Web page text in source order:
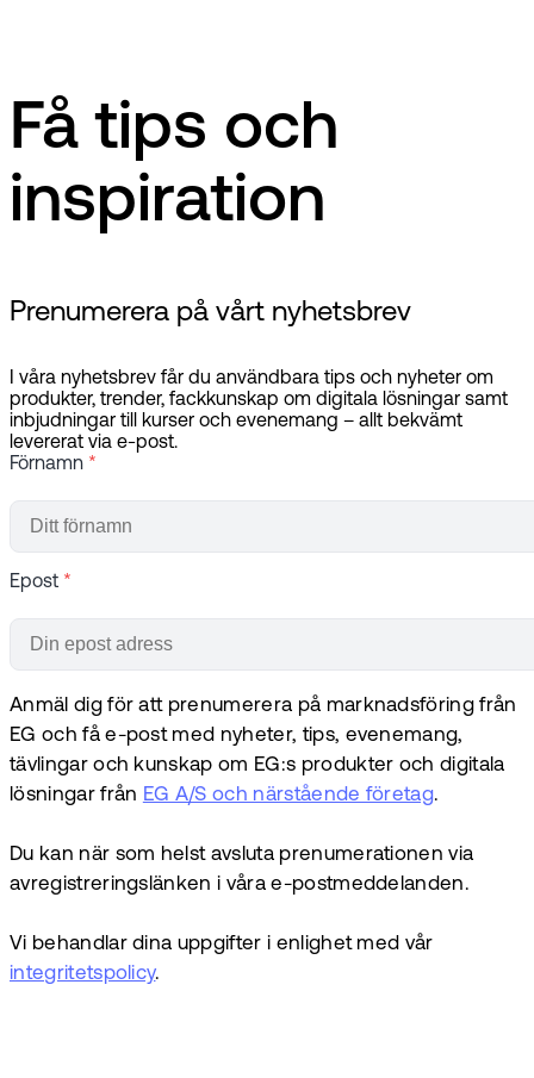
Få tips och
inspiration
Prenumerera på vårt nyhetsbrev
I våra nyhetsbrev får du användbara tips och nyheter om
produkter, trender, fackkunskap om digitala lösningar samt
inbjudningar till kurser och evenemang – allt bekvämt
levererat via e-post.
Förnamn *
Epost *
Anmäl dig för att prenumerera på marknadsföring från
EG och få e-post med nyheter, tips, evenemang,
tävlingar och kunskap om EG:s produkter och digitala
lösningar från EG A/S och närstående företag.
Du kan när som helst avsluta prenumerationen via
avregistreringslänken i våra e-postmeddelanden.
Vi behandlar dina uppgifter i enlighet med vår
integritetspolicy.